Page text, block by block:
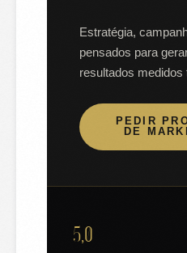
Estratégia,
pensados para
resultados
PEDIR
DE
5,0